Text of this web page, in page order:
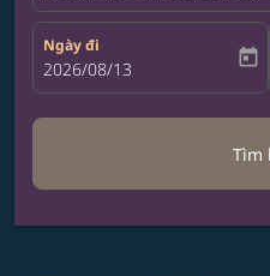
Ngày đi
fc-booking-departure-date-
2026/08/13 today
Tìm